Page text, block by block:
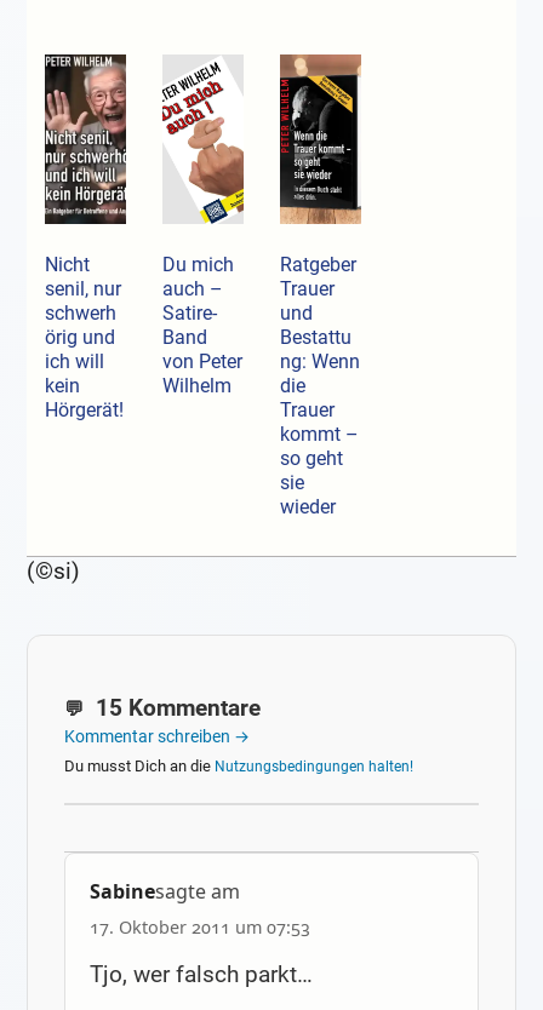
Nicht
senil, nur
schwerh
örig und
ich will
kein
Hörgerät!
Du mich
auch –
Satire-
Band
von Peter
Wilhelm
Ratgeber
Trauer
und
Bestattu
ng: Wenn
die
Trauer
kommt –
so geht
sie
wieder
(©si)
15 Kommentare
Kommentar schreiben →
Du musst Dich an die Nutzungsbedingungen halten!
Sabinesagte am
17. Oktober 2011 um 07:53
Tjo, wer falsch parkt…